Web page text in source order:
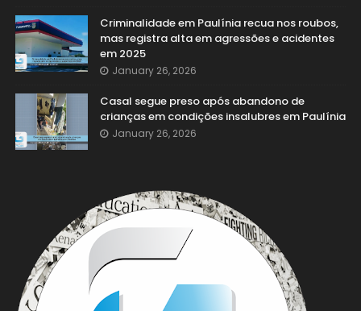
Criminalidade em Paulínia recua nos roubos,
mas registra alta em agressões e acidentes
em 2025
January 26, 2026
Casal segue preso após abandono de
crianças em condições insalubres em Paulínia
January 26, 2026